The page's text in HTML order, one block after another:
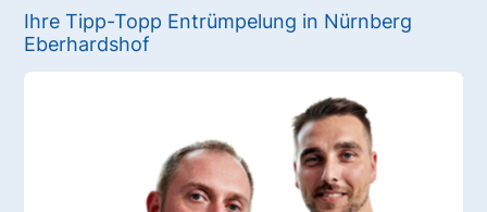
Ihre Tipp-Topp Entrümpelung in Nürnberg
Eberhardshof